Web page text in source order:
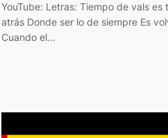
YouTube: Letras: Tiempo de vals es
atrás Donde ser lo de siempre Es
Cuando el…